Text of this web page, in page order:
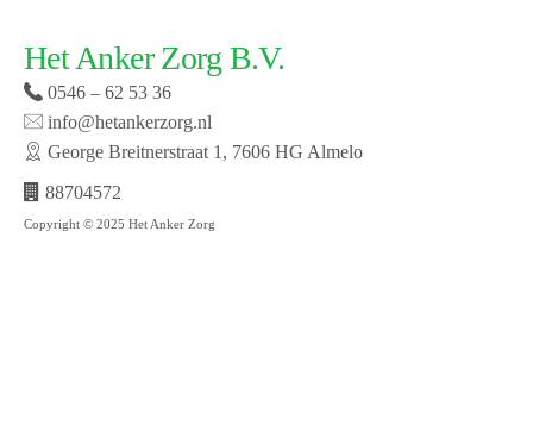
Het Anker Zorg B.V.
0546 – 62 53 36
info@hetankerzorg.nl
George Breitnerstraat 1, 7606 HG Almelo
88704572
Copyright © 2025 Het Anker Zorg